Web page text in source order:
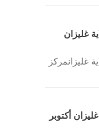
غليزان
غليزانمركز
أكتوبر